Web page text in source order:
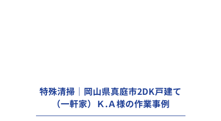
特殊清掃｜岡山県真庭市2DK戸建て
（一軒家）Ｋ.Ａ様の作業事例